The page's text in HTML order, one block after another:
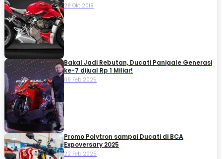
26 Okt 2019
Bakal Jadi Rebutan, Ducati Panigale Generasi
ke-7 dijual Rp 1 Miliar!
09 Feb 2025
Promo Polytron sampai Ducati di BCA
Expoversary 2025
22 Feb 2025